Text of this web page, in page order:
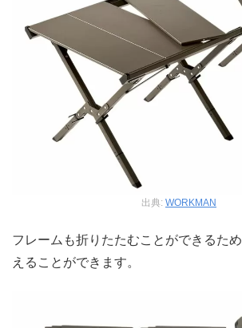
出典: WORKMAN
フレームも折りたたむことができるた
えることができます。